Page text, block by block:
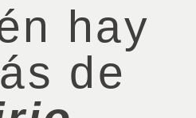
hay
de